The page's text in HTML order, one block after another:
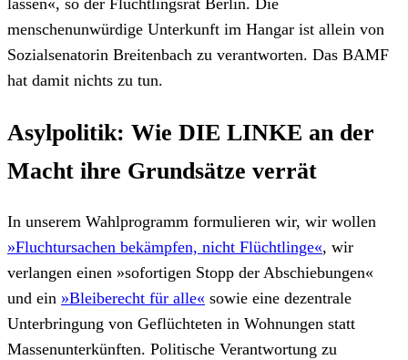
menschenunwürdige Unterkunft im Hangar ist allein von
Sozialsenatorin Breitenbach zu verantworten. Das BAMF
hat damit nichts zu tun.
Asylpolitik: Wie DIE LINKE an der
Macht ihre Grundsätze verrät
In unserem Wahlprogramm formulieren wir, wir wollen
»Fluchtursachen bekämpfen, nicht Flüchtlinge«, wir
verlangen einen »sofortigen Stopp der Abschiebungen«
und ein »Bleiberecht für alle« sowie eine dezentrale
Unterbringung von Geflüchteten in Wohnungen statt
Massenunterkünften. Politische Verantwortung zu